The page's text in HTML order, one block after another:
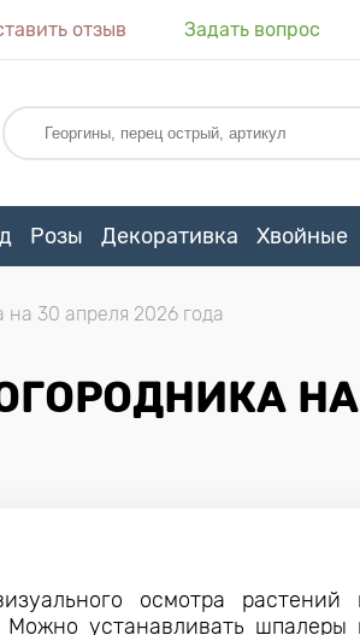
отзыв Задать вопрос
Розы Декоративка Хвойные
30 апреля 2026 года
НА
осмотра растений
устанавливать шпалеры